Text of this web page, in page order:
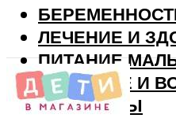
ЛЕЧЕНИЕ И
ПИТАНИЕ
РАЗВИТИЕ И
ВИТАМИНЫ